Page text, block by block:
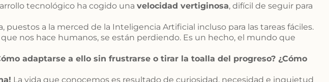
tecnológico ha cogido una velocidad vertiginosa, difícil de seguir para
a la merced de la Inteligencia Artificial incluso para las tareas fáciles.
nos hace humanos, se están perdiendo. Es un hecho, el mundo que
adaptarse a ello sin frustrarse o tirar la toalla del progreso? ¿Cómo
La vida que conocemos es resultado de curiosidad, necesidad e inquietud